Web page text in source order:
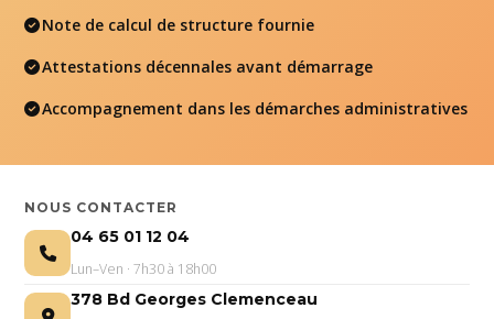
Note de calcul de structure fournie
Attestations décennales avant démarrage
Accompagnement dans les démarches administratives
NOUS CONTACTER
04 65 01 12 04
Lun–Ven · 7h30 à 18h00
378 Bd Georges Clemenceau